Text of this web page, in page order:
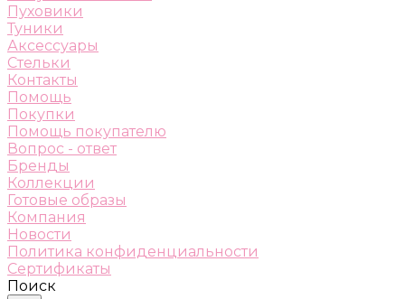
Пуховики
Туники
Аксессуары
Стельки
Контакты
Помощь
Покупки
Помощь покупателю
Вопрос - ответ
Бренды
Коллекции
Готовые образы
Компания
Новости
Политика конфиденциальности
Сертификаты
Поиск